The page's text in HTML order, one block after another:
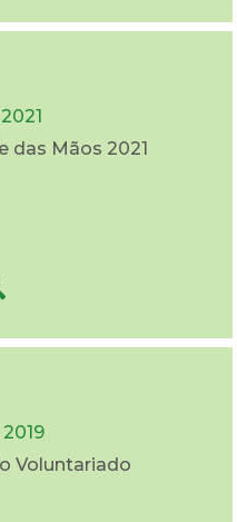
das Mãos 2021
Voluntariado